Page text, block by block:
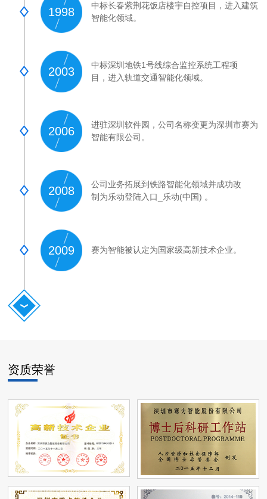
1998
中标长春紫荆花饭店楼宇自控项目，进入建筑
智能化领域。
2003
中标深圳地铁1号线综合监控系统工程项
目，进入轨道交通智能化领域。
2006
进驻深圳软件园，公司名称变更为深圳市赛为
智能有限公司。
2008
公司业务拓展到铁路智能化领域并成功改
制为乐动登陆入口_乐动(中国) 。
2009 赛为智能被认定为国家级高新技术企业。
资质荣誉